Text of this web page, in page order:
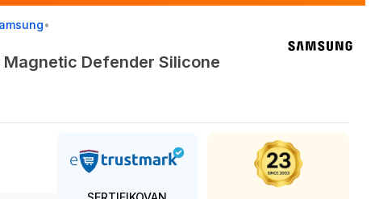
•
Magnetic Defender Silicone